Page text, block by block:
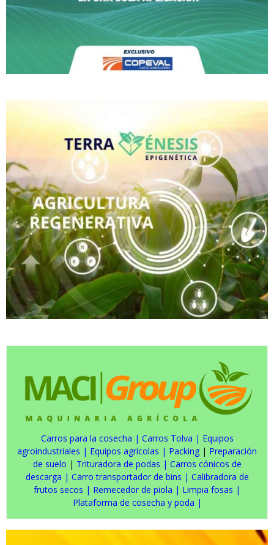
Carros para la cosecha | Carros Tolva | Equipos
agroindustriales | Equipos agrícolas | Packing | Preparación
de suelo | Trituradora de podas | Carros cónicos de
descarga | Carro transportador de bins | Calibradora de
frutos secos | Remecedor de piola | Limpia fosas |
Plataforma de cosecha y poda |